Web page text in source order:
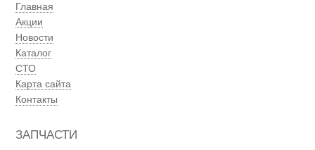
Главная
Акции
Новости
Каталог
СТО
Карта сайта
Контакты
ЗАПЧАСТИ